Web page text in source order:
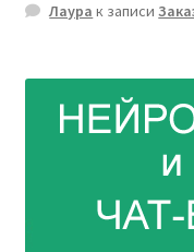
Лаура к записи